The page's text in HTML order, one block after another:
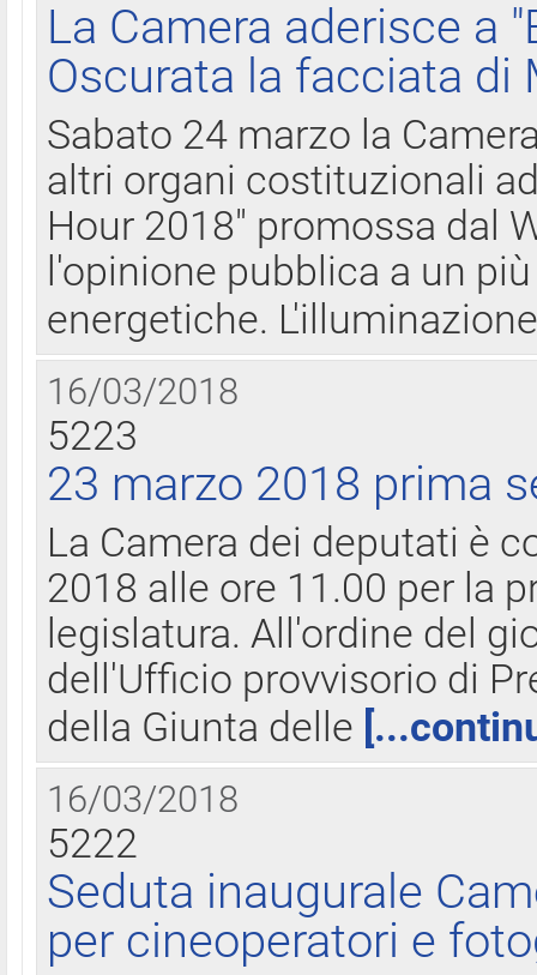
La Camera aderisce a
Oscurata la facciata di
Sabato 24 marzo la
altri organi costituzionali
Hour 2018" promossa dal
l'opinione pubblica a un
energetiche.
16/03/2018
5223
23 marzo 2018 prima
La Camera dei deputati è
2018 alle ore 11.00 per la
legislatura. All'ordine del
dell'Ufficio provvisorio di
della Giunta delle
16/03/2018
5222
Seduta inaugurale
per cineoperatori e